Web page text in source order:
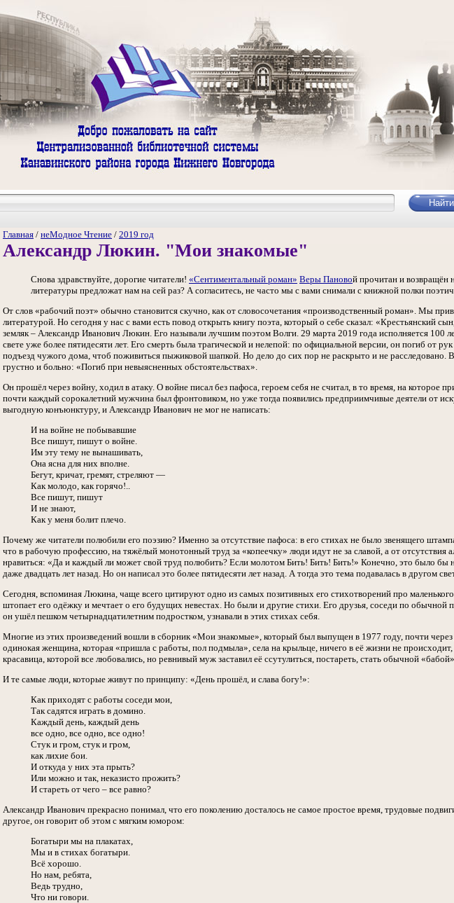
Главная / неМодное Чтение / 2019 год
Александр Люкин. "Мои знакомые"
Снова здравствуйте, дорогие читатели! «Сентиментальный роман» Веры Пановой прочитан и возвращён
литературы предложат нам на сей раз? А согласитесь, не часто мы с вами снимали с книжной полки
От слов «рабочий поэт» обычно становится скучно, как от словосочетания «производственный роман». Мы
литературой. Но сегодня у нас с вами есть повод открыть книгу поэта, который о себе сказал: «Крестьянский
земляк – Александр Иванович Люкин. Его называли лучшим поэтом Волги. 29 марта 2019 года исполняется 100
свете уже более пятидесяти лет. Его смерть была трагической и нелепой: по официальной версии, он погиб от
подъезд чужого дома, чтоб поживиться пыжиковой шапкой. Но дело до сих пор не раскрыто и не расследовано.
грустно и больно: «Погиб при невыясненных обстоятельствах».
Он прошёл через войну, ходил в атаку. О войне писал без пафоса, героем себя не считал, в то время, на которое
почти каждый сорокалетний мужчина был фронтовиком, но уже тогда появились предприимчивые деятели от
выгодную конъюнктуру, и Александр Иванович не мог не написать:
И на войне не побывавшие
Все пишут, пишут о войне.
Им эту тему не вынашивать,
Она ясна для них вполне.
Бегут, кричат, гремят, стреляют —
Как молодо, как горячо!..
Все пишут, пишут
И не знают,
Как у меня болит плечо.
Почему же читатели полюбили его поэзию? Именно за отсутствие пафоса: в его стихах не было звенящего
что в рабочую профессию, на тяжёлый монотонный труд за «копеечку» люди идут не за славой, а от отсутствия
нравиться: «Да и каждый ли может свой труд полюбить? Если молотом Бить! Бить! Бить!» Конечно, это было бы
даже двадцать лет назад. Но он написал это более пятидесяти лет назад. А тогда это тема подавалась в другом
Сегодня, вспоминая Люкина, чаще всего цитируют одно из самых позитивных его стихотворений про
штопает его одёжку и мечтает о его будущих невестах. Но были и другие стихи. Его друзья, соседи по обычной
он ушёл пешком четырнадцатилетним подростком, узнавали в этих стихах себя.
Многие из этих произведений вошли в сборник «Мои знакомые», который был выпущен в 1977 году, почти
одинокая женщина, которая «пришла с работы, пол подмыла», села на крыльце, ничего в её жизни не
красавица, которой все любовались, но ревнивый муж заставил её ссутулиться, постареть, стать обычной
И те самые люди, которые живут по принципу: «День прошёл, и слава богу!»:
Как приходят с работы соседи мои,
Так садятся играть в домино.
Каждый день, каждый день
все одно, все одно, все одно!
Стук и гром, стук и гром,
как лихие бои.
И откуда у них эта прыть?
Или можно и так, неказисто прожить?
И стареть от чего – все равно?
Александр Иванович прекрасно понимал, что его поколению досталось не самое простое время, трудовые
другое, он говорит об этом с мягким юмором:
Богатыри мы на плакатах,
Мы и в стихах богатыри.
Всё хорошо.
Но нам, ребята,
Ведь трудно,
Что ни говори.